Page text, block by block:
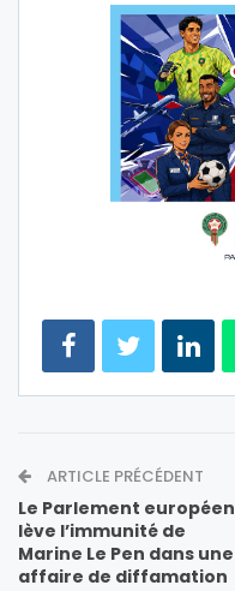
ARTICLE PRÉCÉDENT
Le Parlement européen
lève l’immunité de
Marine Le Pen dans une
affaire de diffamation